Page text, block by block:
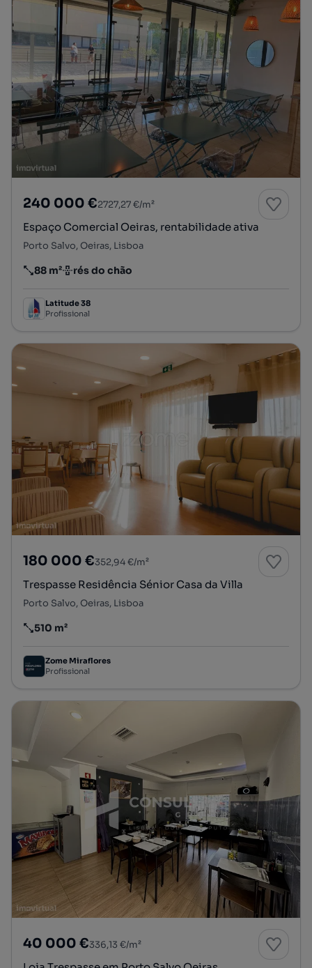
240 000 €2727,27 €/m²
Espaço Comercial Oeiras, rentabilidade ativa
Porto Salvo, Oeiras, Lisboa
Preço por metro quadrado
88 m²
Andar rés do chão
Latitude 38
Profissional
180 000 €352,94 €/m²
Trespasse Residência Sénior Casa da Villa
Porto Salvo, Oeiras, Lisboa
Preço por metro quadrado
510 m²
Zome Miraflores
Profissional
40 000 €336,13 €/m²